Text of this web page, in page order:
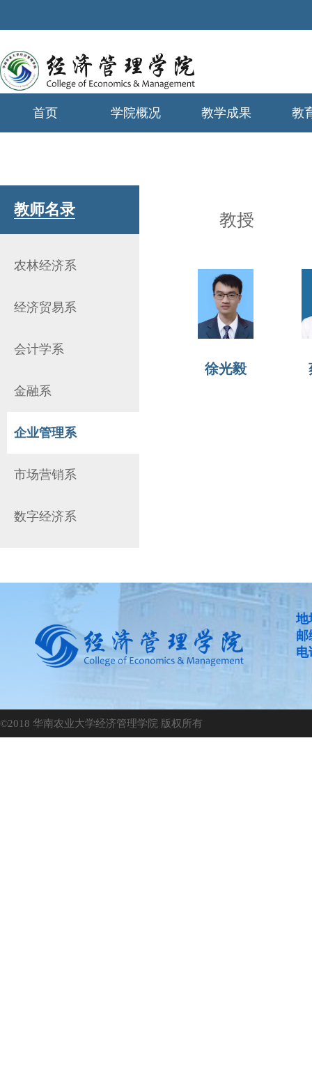
首页 学院概况 教学成果 教
教师名录
农林经济系
经济贸易系
会计学系
金融系
企业管理系
市场营销系
数字经济系
教授
徐光毅
地
邮
电
©2018 华南农业大学经济管理学院 版权所有